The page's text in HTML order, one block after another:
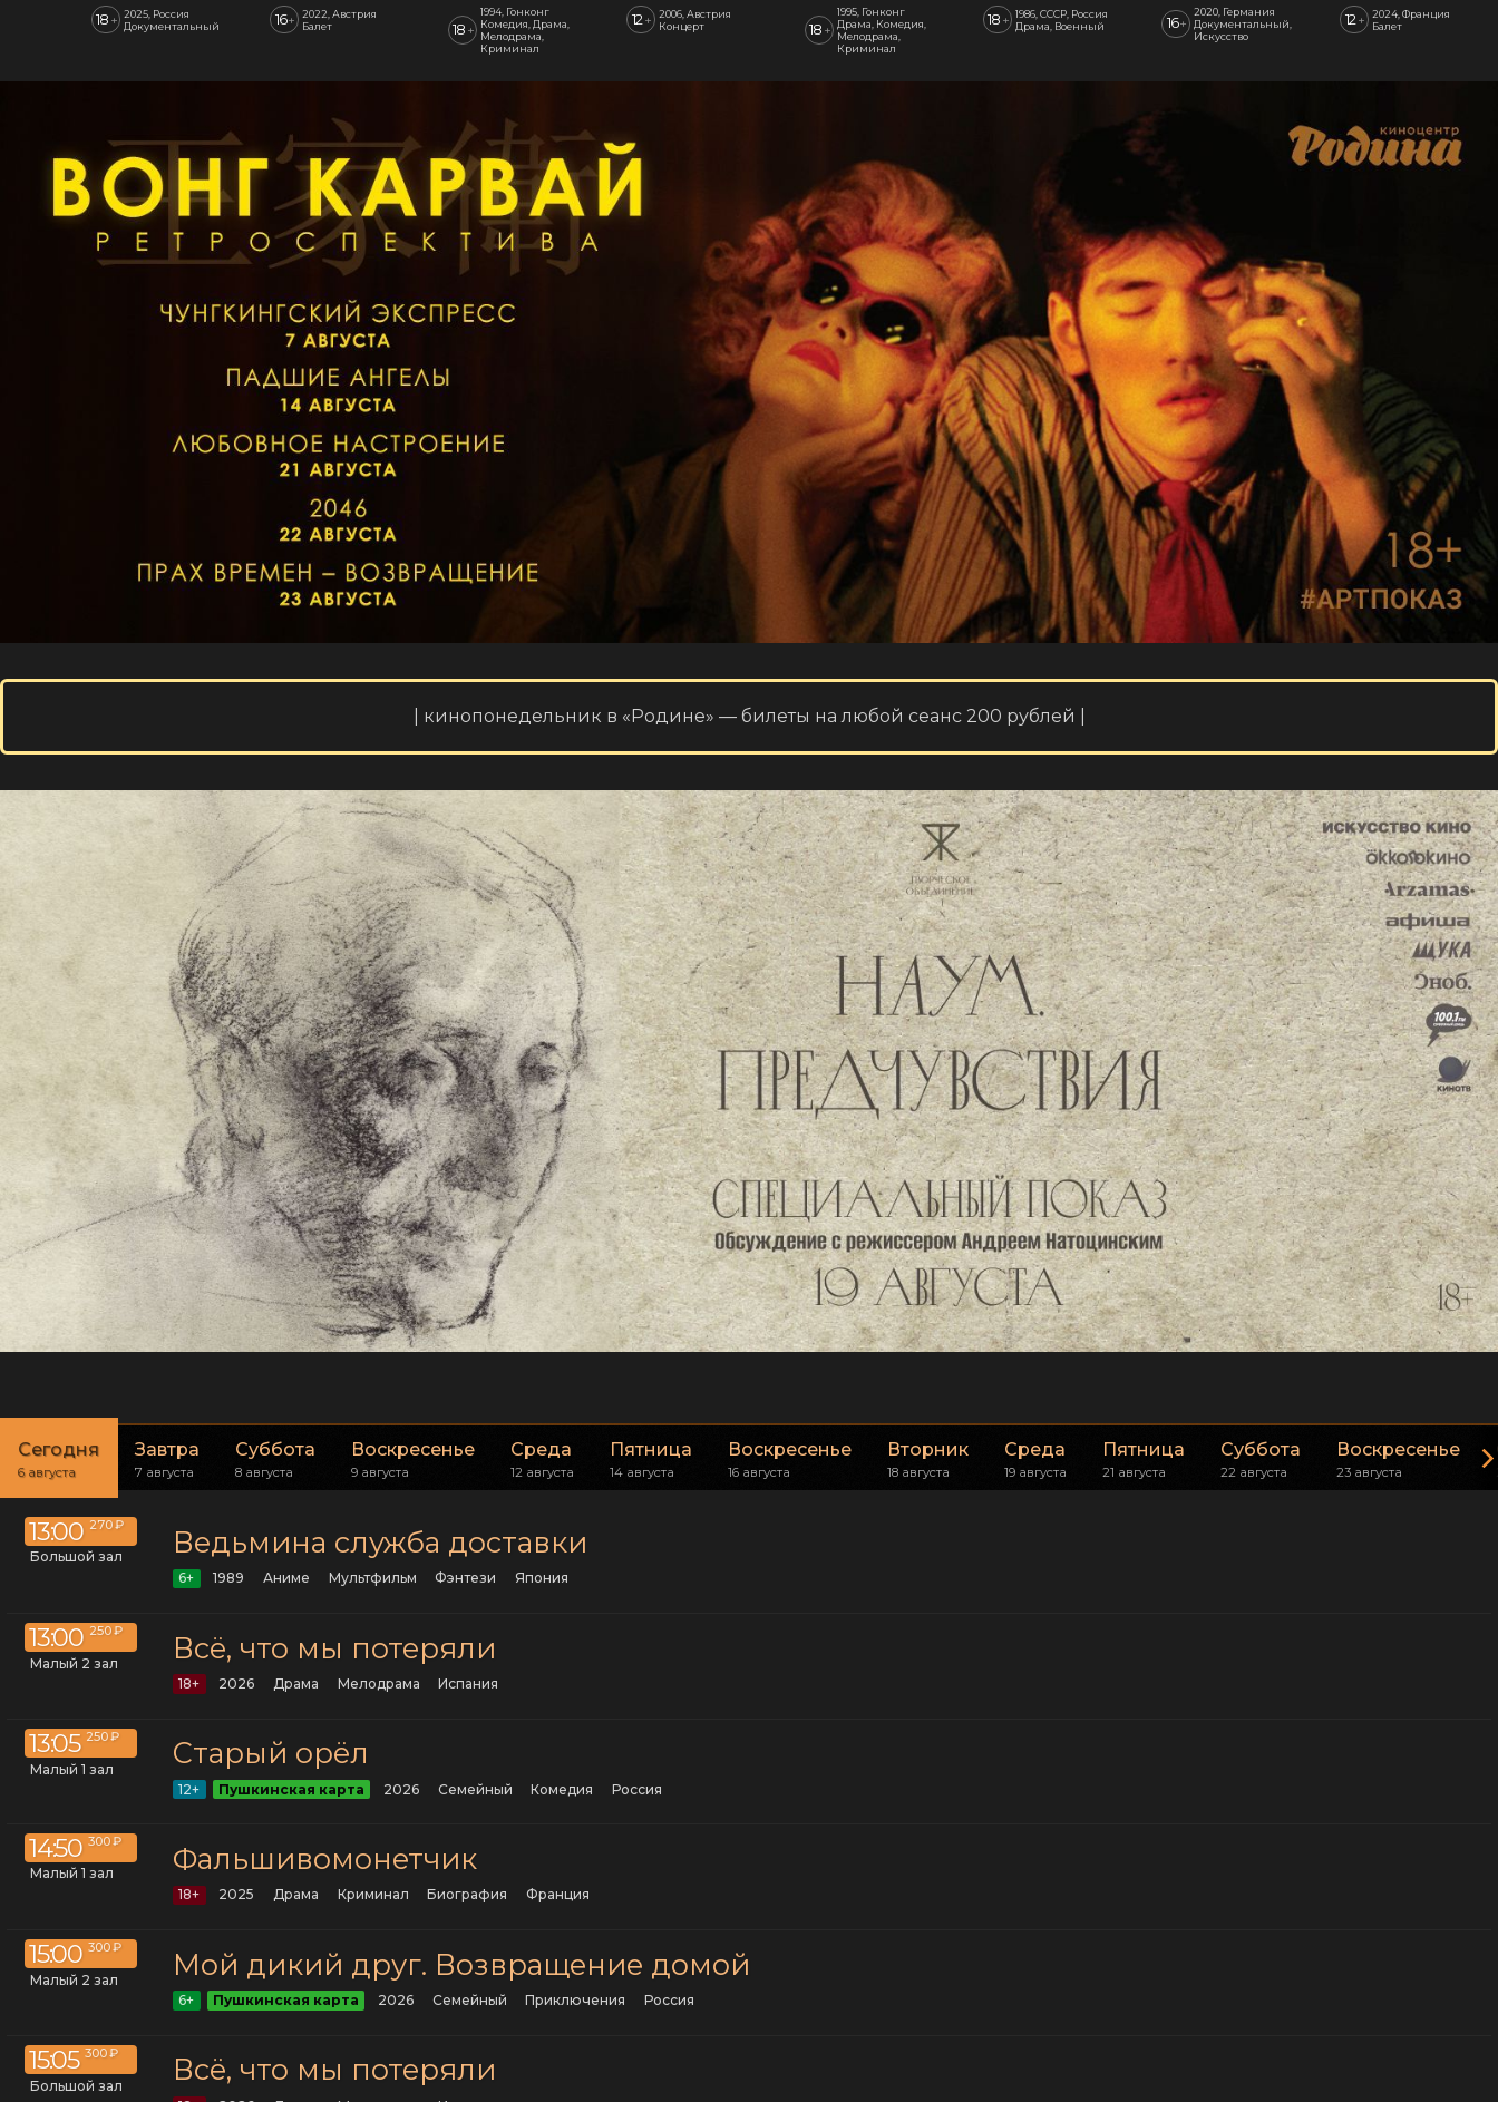
18 +
2025, Россия
Документальный
16+
2022, Австрия
Балет
18 +
1994, Гонконг
Комедия, Драма,
Мелодрама,
Криминал
12 +
2006, Австрия
Концерт
18 +
1995, Гонконг
Драма, Комедия,
Мелодрама,
Криминал
18 + 1986, СССР, Россия
Драма, Военный
16+
2020, Германия
Документальный,
Искусство
12 +
2024, Франция
Балет
| кинопонедельник в «Родине» — билеты на любой сеанс 200 рублей |
Сегодня
6 августа
Завтра
7 августа
Суббота
8 августа
Воскресенье
9 августа
Среда
12 августа
Пятница
14 августа
Воскресенье
16 августа
Вторник
18 августа
Среда
19 августа
Пятница
21 августа
Суббота
22 августа
Воскресенье
23 августа
13:00 270 ₽
Большой зал Ведьмина служба доставки
6+ 1989 аниме мультфильм фэнтези Япония
13:00 250 ₽
Малый 2 зал Всё, что мы потеряли
18+ 2026 драма мелодрама Испания
13:05 250 ₽
Малый 1 зал Старый орёл
12+ Пушкинская карта 2026 семейный комедия Россия
14:50 300 ₽
Малый 1 зал Фальшивомонетчик
18+ 2025 драма криминал биография Франция
15:00 300 ₽
Малый 2 зал Мой дикий друг. Возвращение домой
6+ Пушкинская карта 2026 семейный приключения Россия
15:05 300 ₽
Большой зал Всё, что мы потеряли